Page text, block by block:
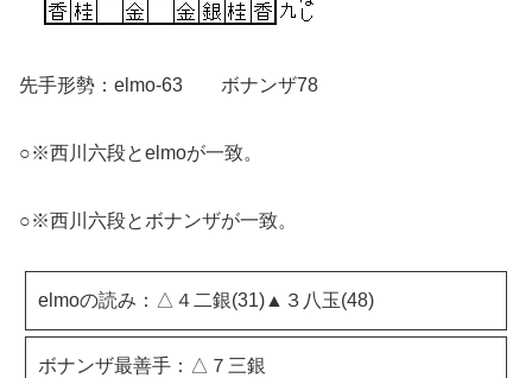
先手形勢：elmo-63 ボナンザ78
○※西川六段とelmoが一致。
○※西川六段とボナンザが一致。
elmoの読み：△４二銀(31)▲３八玉(48)
ボナンザ最善手：△７三銀